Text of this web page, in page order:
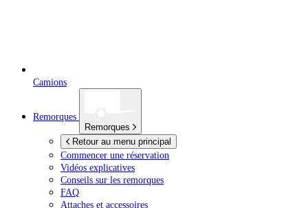
Camions
Remorques
Remorques
Retour au menu principal
Commencer une réservation
Vidéos explicatives
Conseils sur les remorques
FAQ
Attaches et accessoires